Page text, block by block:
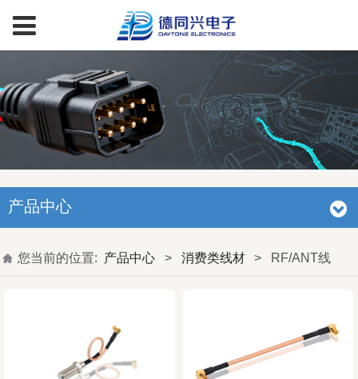
产品中心
您当前的位置: 产品中心 > 消费类线材 > RF/ANT线